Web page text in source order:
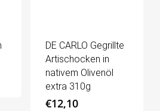
DE CARLO Gegrillte
Artischocken in
nativem Olivenöl
extra 310g
€12,10